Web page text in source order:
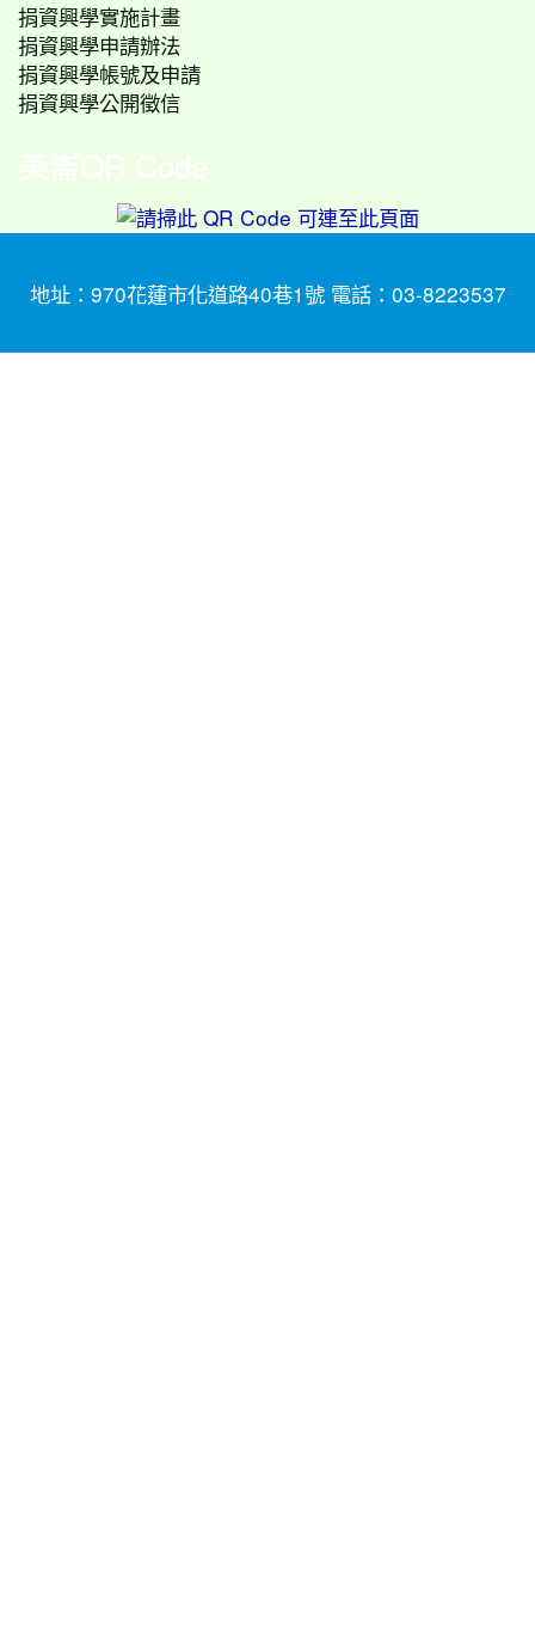
捐資興學實施計畫
捐資興學申請辦法
捐資興學帳號及申請
捐資興學公開徵信
美崙QR Code
地址：970花蓮市化道路40巷1號 電話：03-8223537